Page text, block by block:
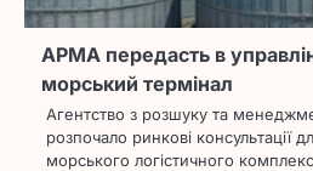
АРМА передасть в
морський термінал
Агентство з розшуку та
розпочало ринкові консультації
морського логістичного